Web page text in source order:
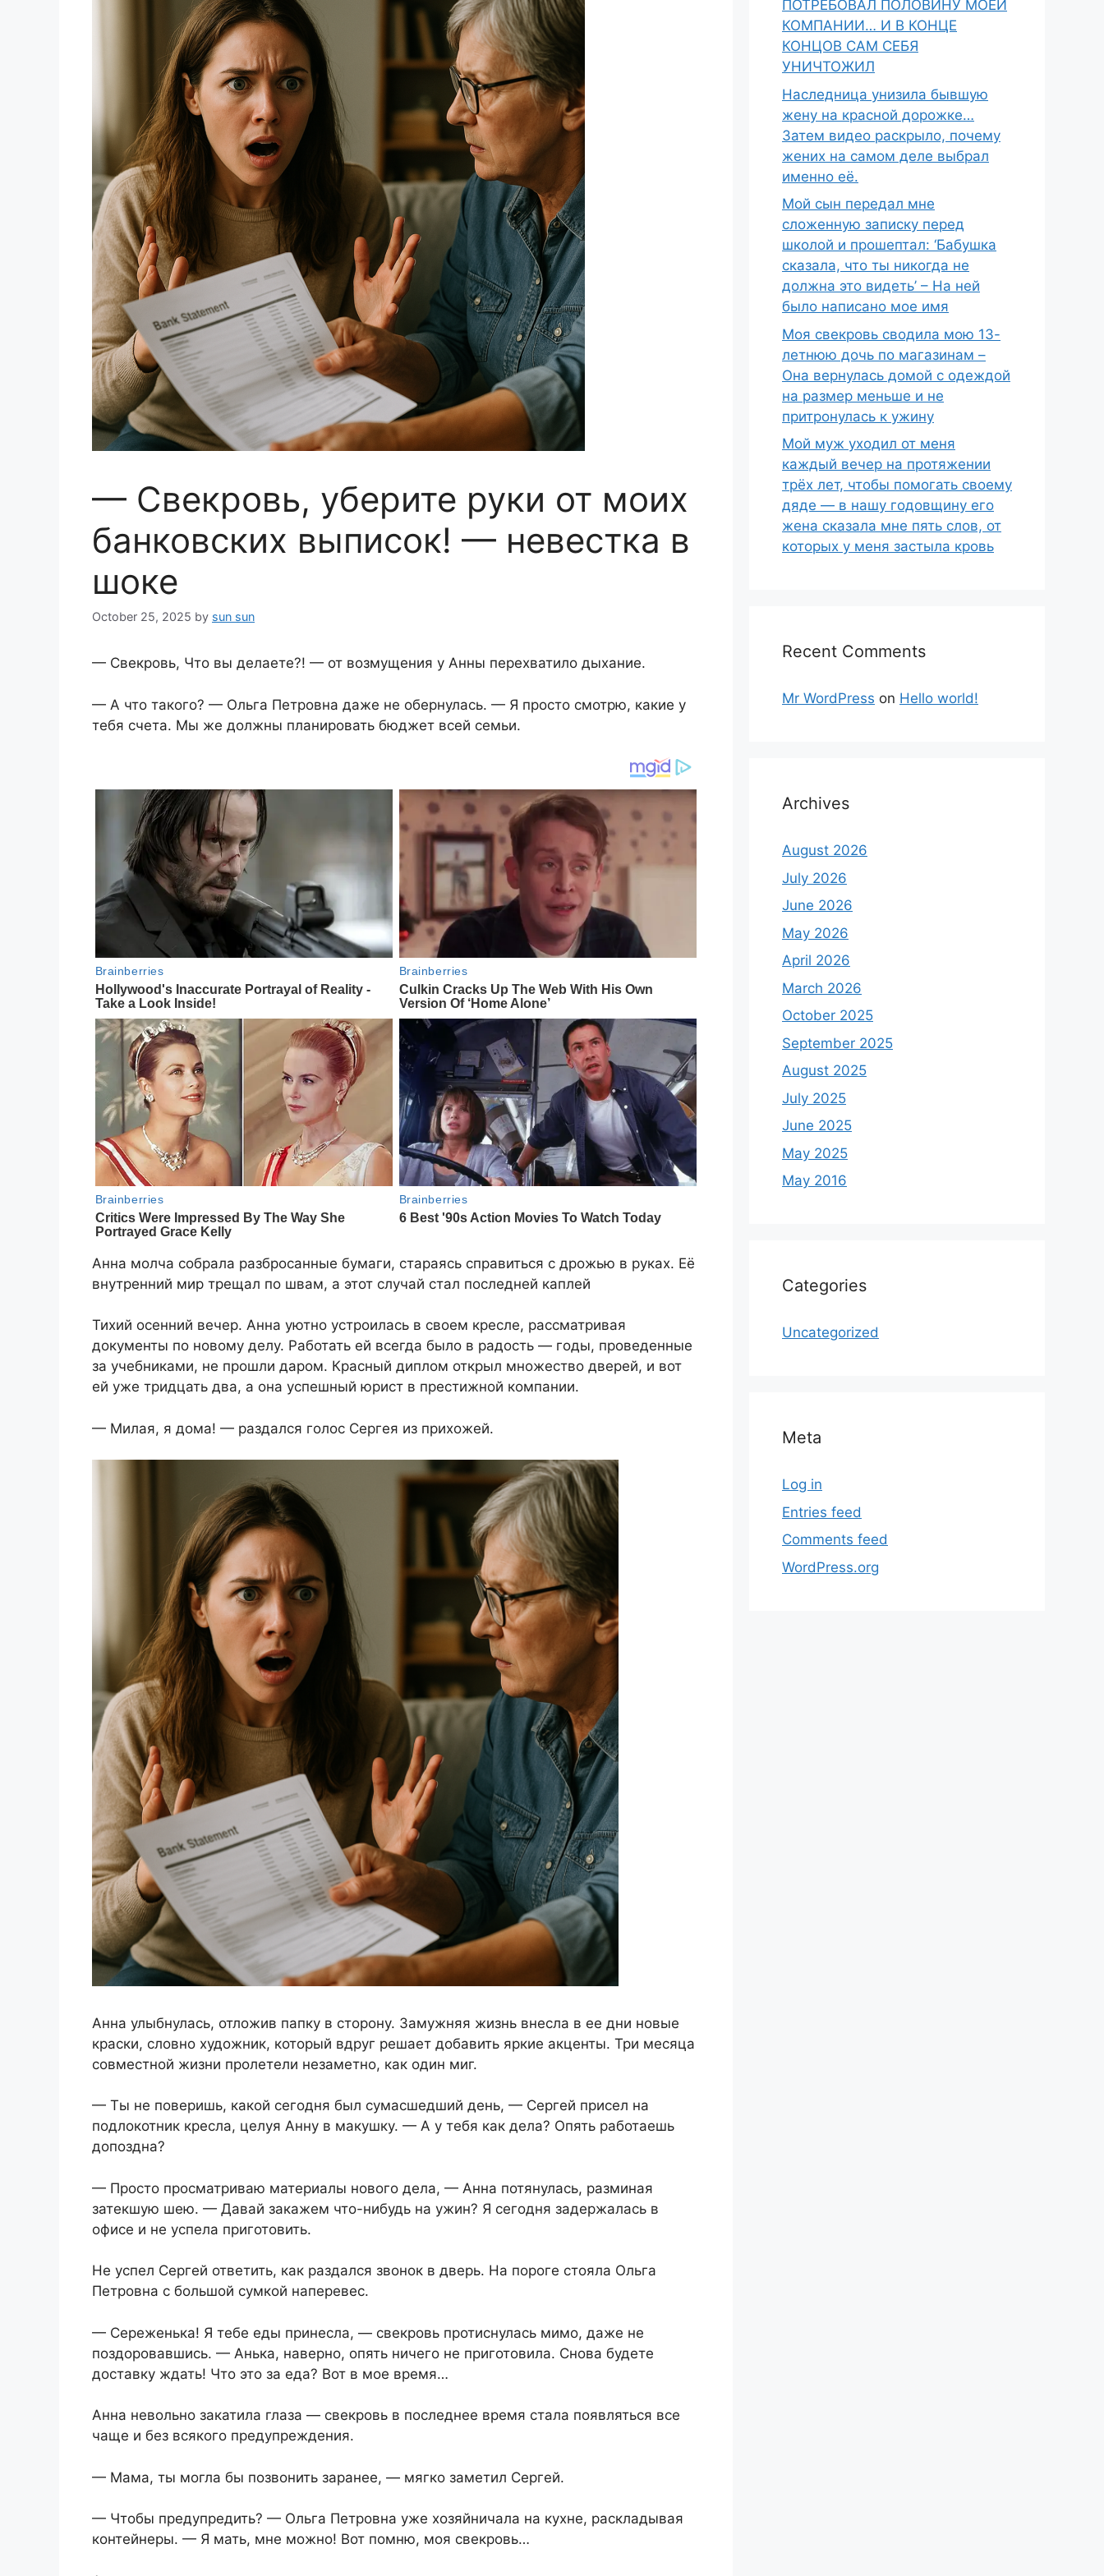
— Свекровь, уберите руки от моих
банковских выписок! — невестка в
шоке
October 25, 2025 by sun sun
— Свекровь, Что вы делаете?! — от возмущения у Анны перехватило дыхание.
— А что такого? — Ольга Петровна даже не обернулась. — Я просто смотрю, какие у
тебя счета. Мы же должны планировать бюджет всей семьи.
Анна молча собрала разбросанные бумаги, стараясь справиться с дрожью в руках. Её
внутренний мир трещал по швам, а этот случай стал последней каплей
Тихий осенний вечер. Анна уютно устроилась в своем кресле, рассматривая
документы по новому делу. Работать ей всегда было в радость — годы, проведенные
за учебниками, не прошли даром. Красный диплом открыл множество дверей, и вот
ей уже тридцать два, а она успешный юрист в престижной компании.
— Милая, я дома! — раздался голос Сергея из прихожей.
Анна улыбнулась, отложив папку в сторону. Замужняя жизнь внесла в ее дни новые
краски, словно художник, который вдруг решает добавить яркие акценты. Три месяца
совместной жизни пролетели незаметно, как один миг.
— Ты не поверишь, какой сегодня был сумасшедший день, — Сергей присел на
подлокотник кресла, целуя Анну в макушку. — А у тебя как дела? Опять работаешь
допоздна?
— Просто просматриваю материалы нового дела, — Анна потянулась, разминая
затекшую шею. — Давай закажем что-нибудь на ужин? Я сегодня задержалась в
офисе и не успела приготовить.
Не успел Сергей ответить, как раздался звонок в дверь. На пороге стояла Ольга
Петровна с большой сумкой наперевес.
— Сереженька! Я тебе еды принесла, — свекровь протиснулась мимо, даже не
поздоровавшись. — Анька, наверно, опять ничего не приготовила. Снова будете
доставку ждать! Что это за еда? Вот в мое время…
Анна невольно закатила глаза — свекровь в последнее время стала появляться все
чаще и без всякого предупреждения.
— Мама, ты могла бы позвонить заранее, — мягко заметил Сергей.
— Чтобы предупредить? — Ольга Петровна уже хозяйничала на кухне, раскладывая
контейнеры. — Я мать, мне можно! Вот помню, моя свекровь…
ПОТРЕБОВАЛ ПОЛОВИНУ МОЕЙ
КОМПАНИИ… И В КОНЦЕ
КОНЦОВ САМ СЕБЯ
УНИЧТОЖИЛ
Наследница унизила бывшую
жену на красной дорожке…
Затем видео раскрыло, почему
жених на самом деле выбрал
именно её.
Мой сын передал мне
сложенную записку перед
школой и прошептал: ‘Бабушка
сказала, что ты никогда не
должна это видеть’ – На ней
было написано мое имя
Моя свекровь сводила мою 13-
летнюю дочь по магазинам –
Она вернулась домой с одеждой
на размер меньше и не
притронулась к ужину
Мой муж уходил от меня
каждый вечер на протяжении
трёх лет, чтобы помогать своему
дяде — в нашу годовщину его
жена сказала мне пять слов, от
которых у меня застыла кровь
Recent Comments
Mr WordPress on Hello world!
Archives
August 2026
July 2026
June 2026
May 2026
April 2026
March 2026
October 2025
September 2025
August 2025
July 2025
June 2025
May 2025
May 2016
Categories
Uncategorized
Meta
Log in
Entries feed
Comments feed
WordPress.org